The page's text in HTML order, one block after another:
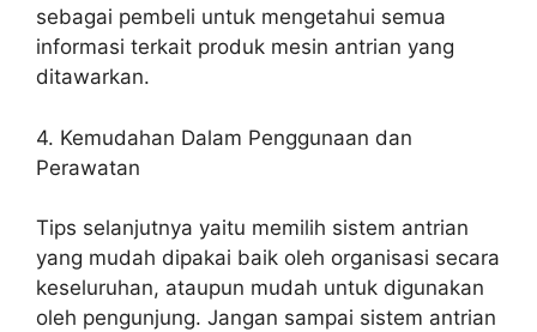
sebagai pembeli untuk mengetahui semua
informasi terkait produk mesin antrian yang
ditawarkan.
4. Kemudahan Dalam Penggunaan dan
Perawatan
Tips selanjutnya yaitu memilih sistem antrian
yang mudah dipakai baik oleh organisasi secara
keseluruhan, ataupun mudah untuk digunakan
oleh pengunjung. Jangan sampai sistem antrian